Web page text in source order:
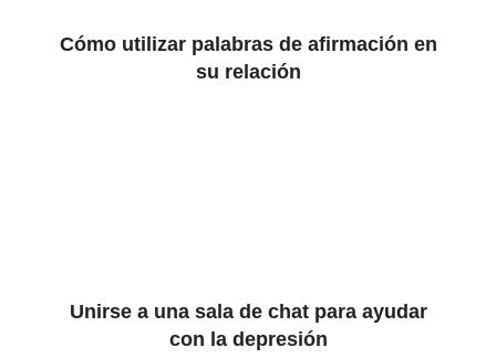
Cómo utilizar palabras de afirmación en
su relación
Unirse a una sala de chat para ayudar
con la depresión